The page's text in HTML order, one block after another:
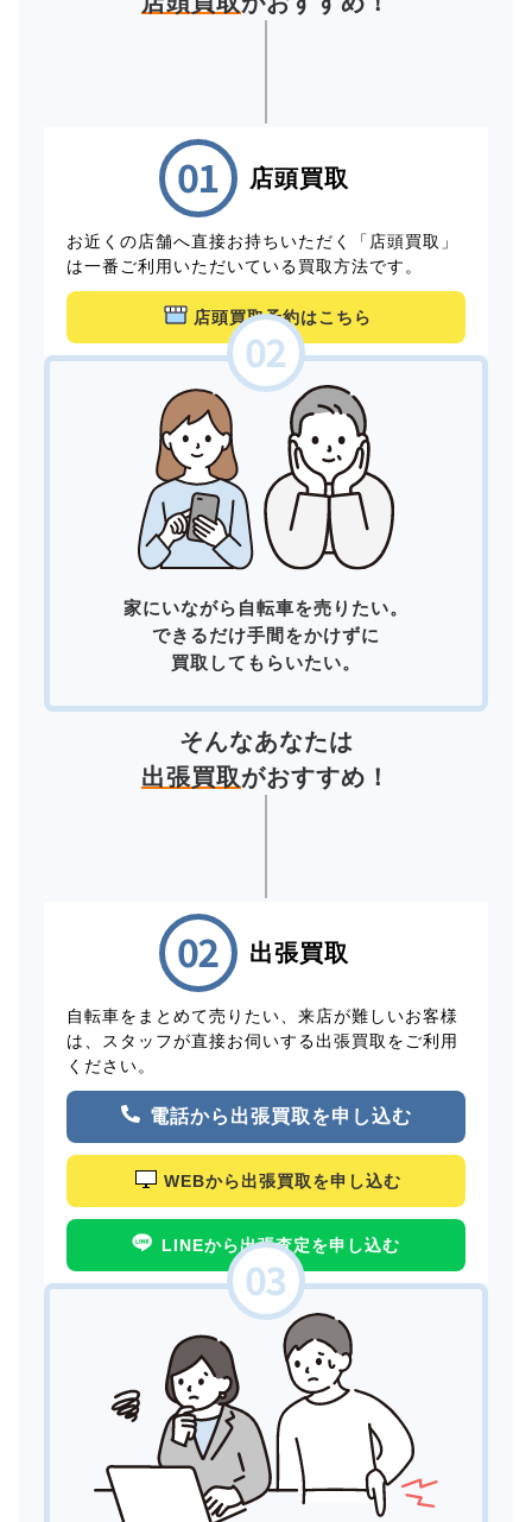
店頭買取
お近くの店舗へ直接お持ちいただく「店頭買取」
は一番ご利用いただいている買取方法です。
店頭買取予約はこちら
家にいながら自転車を売りたい。
できるだけ手間をかけずに
買取してもらいたい。
そんなあなたは
出張買取がおすすめ！
出張買取
自転車をまとめて売りたい、来店が難しいお客様
は、スタッフが直接お伺いする出張買取をご利用
ください。
電話から出張買取を申し込む
WEBから出張買取を申し込む
LINEから出張査定を申し込む